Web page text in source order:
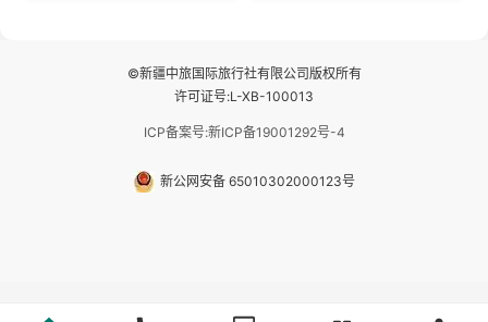
©新疆中旅国际旅行社有限公司版权所有
许可证号:L-XB-100013
ICP备案号:新ICP备19001292号-4
新公网安备 65010302000123号